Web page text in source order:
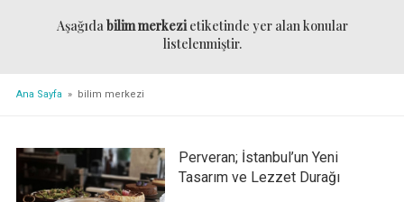
Aşağıdabilim merkezietiketinde yer alan konular
listelenmiştir.
Ana Sayfa » bilim merkezi
Perveran; İstanbul’un Yeni
Tasarım ve Lezzet Durağı